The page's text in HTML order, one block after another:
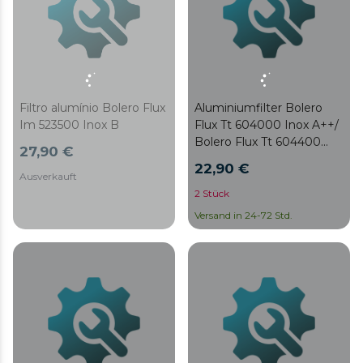
Filtro alumínio Bolero Flux
Im 523500 Inox B
27,90 €
Ausverkauft
Aluminiumfilter Bolero
Flux Tt 604000 Inox A++/
Bolero Flux Tt 604400
604400 Schwarz A++/
Bolero Flux Tt 704400
Inox A++/ Bolero Flux Tt
704400 Schwarz A++
22,90 €
2 Stück
Versand in 24-72 Std.